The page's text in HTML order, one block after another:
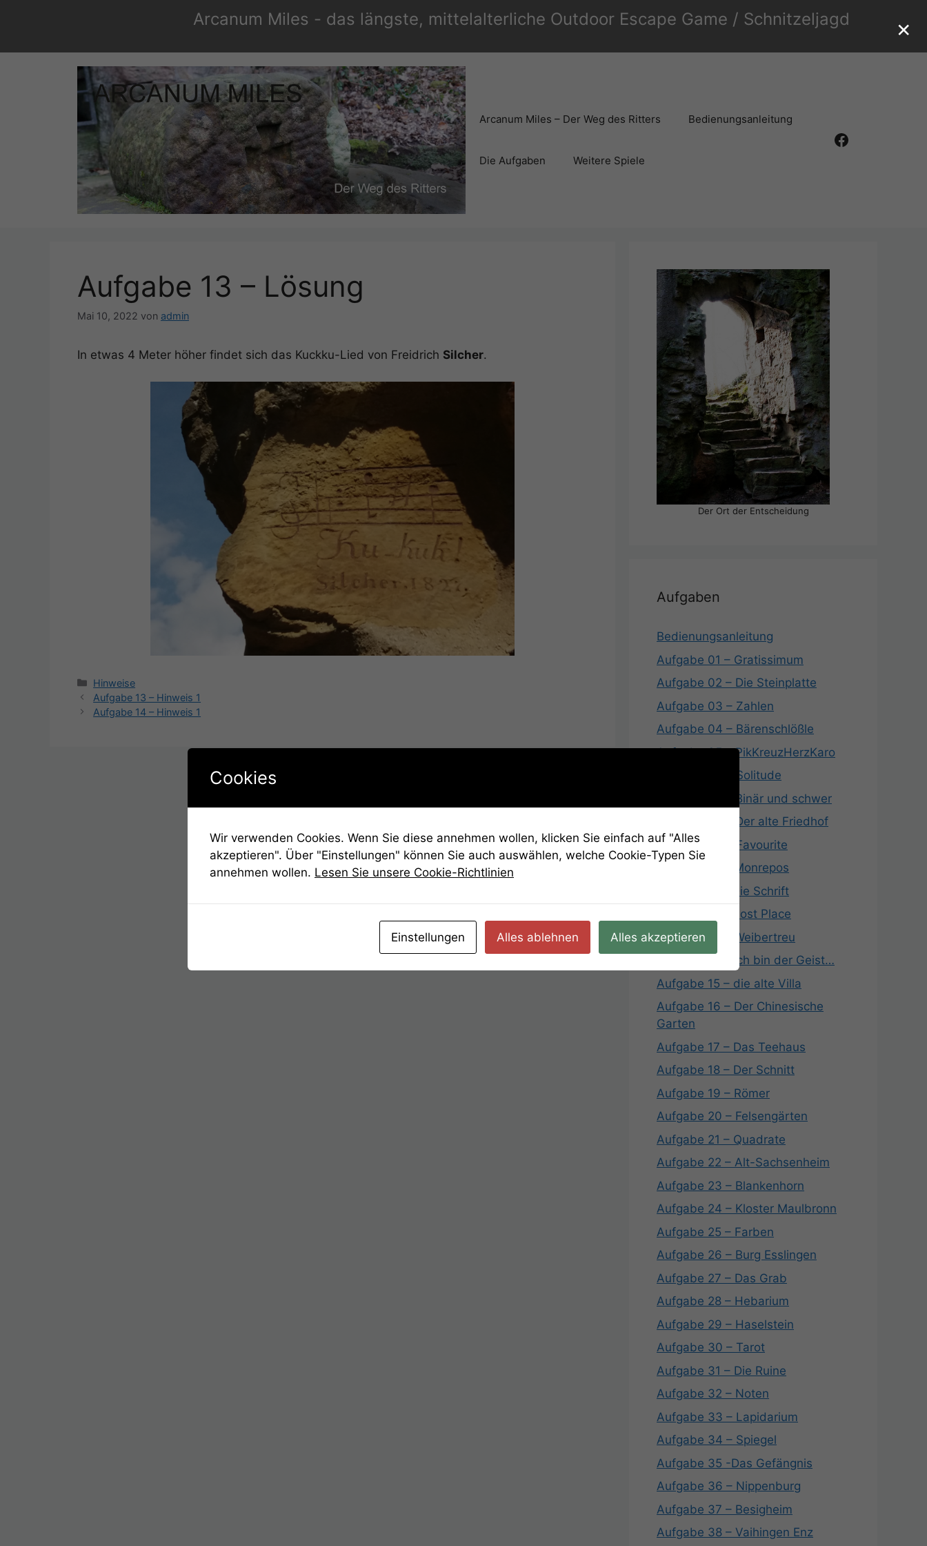
Arcanum Miles - das längste, mittelalterliche Outdoor Escape Game / Schnitzeljagd
Arcanum Miles – Der Weg des Ritters Bedienungsanleitung
Die Aufgaben Weitere Spiele
Facebook
Aufgabe 13 – Lösung
Mai 10, 2022 von admin
In etwas 4 Meter höher findet sich das Kuckku-Lied von Freidrich Silcher.
Kategorien
Hinweise
Beitrags-
Navigation
Aufgabe 13 – Hinweis 1
Aufgabe 14 – Hinweis 1
Der Ort der Entscheidung
Aufgaben
Bedienungsanleitung
Aufgabe 01 – Gratissimum
Aufgabe 02 – Die Steinplatte
Aufgabe 03 – Zahlen
Aufgabe 04 – Bärenschlößle
Aufgabe 05 – PikKreuzHerzKaro
Aufgabe 06 – Solitude
Aufgabe 07 – Binär und schwer
Aufgabe 08 – Der alte Friedhof
Aufgabe 09 – Favourite
Aufgabe 10 – Monrepos
Aufgabe 11 – Die Schrift
Aufgabe 12 – Lost Place
Aufgabe 13 – Weibertreu
Aufgabe 14 – Ich bin der Geist…
Aufgabe 15 – die alte Villa
Aufgabe 16 – Der Chinesische
Garten
Aufgabe 17 – Das Teehaus
Aufgabe 18 – Der Schnitt
Aufgabe 19 – Römer
Aufgabe 20 – Felsengärten
Aufgabe 21 – Quadrate
Aufgabe 22 – Alt-Sachsenheim
Aufgabe 23 – Blankenhorn
Aufgabe 24 – Kloster Maulbronn
Aufgabe 25 – Farben
Aufgabe 26 – Burg Esslingen
Aufgabe 27 – Das Grab
Aufgabe 28 – Hebarium
Aufgabe 29 – Haselstein
Aufgabe 30 – Tarot
Aufgabe 31 – Die Ruine
Aufgabe 32 – Noten
Aufgabe 33 – Lapidarium
Aufgabe 34 – Spiegel
Aufgabe 35 -Das Gefängnis
Aufgabe 36 – Nippenburg
Aufgabe 37 – Besigheim
Aufgabe 38 – Vaihingen Enz
×
Cookies
Wir verwenden Cookies. Wenn Sie diese annehmen wollen, klicken Sie einfach auf "Alles
akzeptieren". Über "Einstellungen" können Sie auch auswählen, welche Cookie-Typen Sie
annehmen wollen. Lesen Sie unsere Cookie-Richtlinien
Einstellungen Alles ablehnen Alles akzeptieren